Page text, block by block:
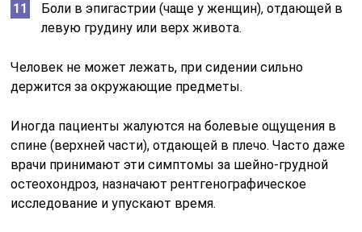
Боли в эпигастрии (чаще у женщин), отдающей в
левую грудину или верх живота.
Человек не может лежать, при сидении сильно
держится за окружающие предметы.
Иногда пациенты жалуются на болевые ощущения в
спине (верхней части), отдающей в плечо. Часто даже
врачи принимают эти симптомы за шейно-грудной
остеохондроз, назначают рентгенографическое
исследование и упускают время.